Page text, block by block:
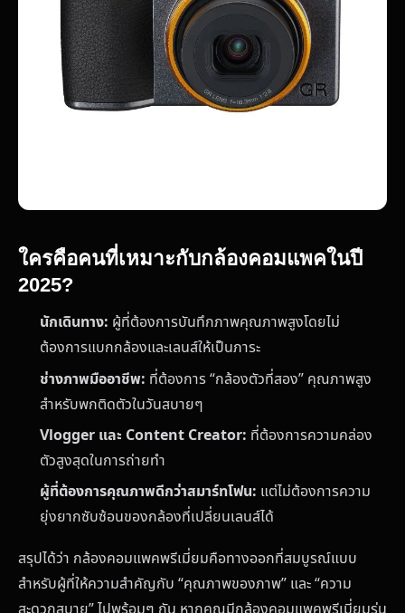
ใครคือคนที่เหมาะกับกล้องคอมแพคในปี
2025?
นักเดินทาง: ผู้ที่ต้องการบันทึกภาพคุณภาพสูงโดยไม่
ต้องการแบกกล้องและเลนส์ให้เป็นภาระ
ช่างภาพมืออาชีพ: ที่ต้องการ “กล้องตัวที่สอง” คุณภาพสูง
สำหรับพกติดตัวในวันสบายๆ
Vlogger และ Content Creator: ที่ต้องการความคล่อง
ตัวสูงสุดในการถ่ายทำ
ผู้ที่ต้องการคุณภาพดีกว่าสมาร์ทโฟน: แต่ไม่ต้องการความ
ยุ่งยากซับซ้อนของกล้องที่เปลี่ยนเลนส์ได้
สรุปได้ว่า กล้องคอมแพคพรีเมี่ยมคือทางออกที่สมบูรณ์แบบ
สำหรับผู้ที่ให้ความสำคัญกับ “คุณภาพของภาพ” และ “ความ